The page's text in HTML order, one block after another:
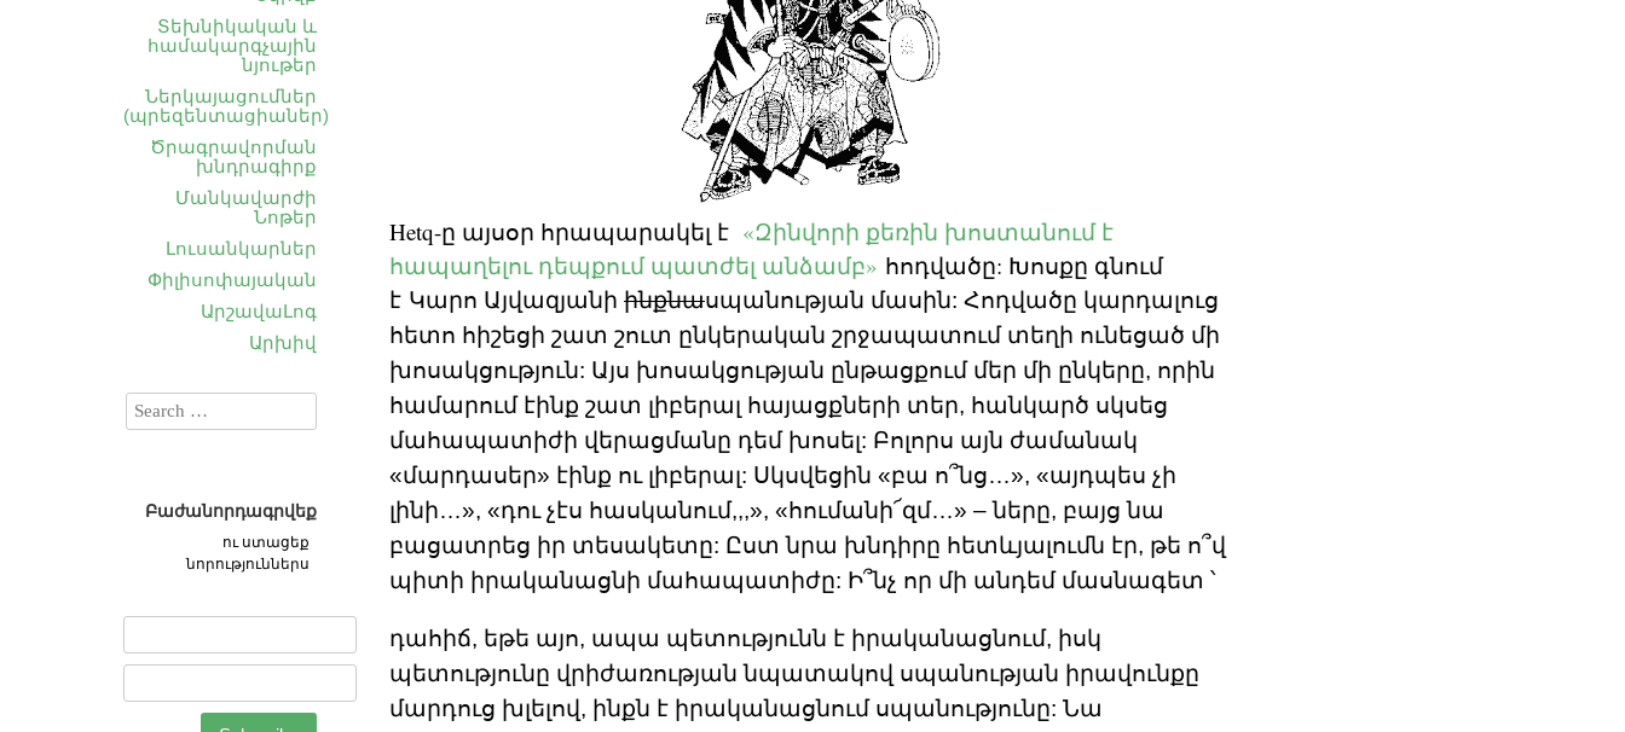
Տեխնիկական և
համակարգչային
նյութեր
Ներկայացումներ
(պրեզենտացիաներ)
Ծրագրավորման
խնդրագիրք
Մանկավարժի
Նոթեր
Լուսանկարներ
Փիլիսոփայական
ԱրշավաԼոգ
Արխիվ
Hetq-ը այսօր հրապարակել է «Զինվորի քեռին խոստանում է
հապաղելու դեպքում պատժել անձամբ» հոդվածը: Խոսքը գնում
է Կարո Այվազյանի ինքնասպանության մասին: Հոդվածը կարդալուց
հետո հիշեցի շատ շուտ ընկերական շրջապատում տեղի ունեցած մի
խոսակցություն: Այս խոսակցության ընթացքում մեր մի ընկերը, որին
համարում էինք շատ լիբերալ հայացքների տեր, հանկարծ սկսեց
մահապատիժի վերացմանը դեմ խոսել: Բոլորս այն ժամանակ
«մարդասեր» էինք ու լիբերալ: Սկսվեցին «բա ո՞նց…», «այդպես չի
լինի…», «դու չէս հասկանում,,,», «հումանի՜զմ…» – ները, բայց նա
բացատրեց իր տեսակետը: Ըստ նրա խնդիրը հետևյալումն էր, թե ո՞վ
պիտի իրականացնի մահապատիժը: Ի՞նչ որ մի անդեմ մասնագետ ՝
դահիճ, եթե այո, ապա պետությունն է իրականացնում, իսկ
պետությունը վրիժառության նպատակով սպանության իրավունքը
մարդուց խլելով, ինքն է իրականացնում սպանությունը: Նա
Բաժանորդագրվեք
ու ստացեք
նորություններս